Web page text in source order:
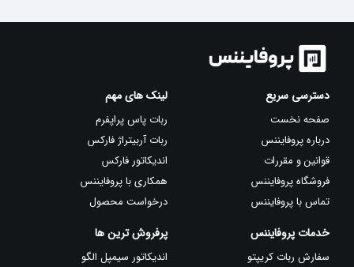
دسترسی سریع
صفحه نخست
درباره پروفایننس
قوانین و مقررات
فروشگاه پروفایننس
تماس با پروفایننس
لینک های مهم
ربات پاس پراپفرم
ربات آربیتراژ فارکس
اندیکاتور فارکس
همکاری با پروفایننس
درخواست محصول
خدمات پروفایننس
سفارش ربات کریپتو
پرفروش ترین ها
اندیکاتور سیمپل الگو